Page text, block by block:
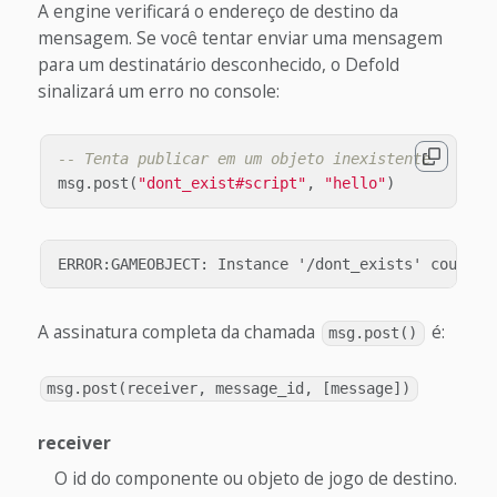
A engine verificará o endereço de destino da
mensagem. Se você tentar enviar uma mensagem
para um destinatário desconhecido, o Defold
sinalizará um erro no console:
-- Tenta publicar em um objeto inexistente
msg . post ( "dont_exist#script" , "hello")
A assinatura completa da chamada msg.post() é:
msg.post(receiver, message_id, [message])
receiver
O id do componente ou objeto de jogo de destino.